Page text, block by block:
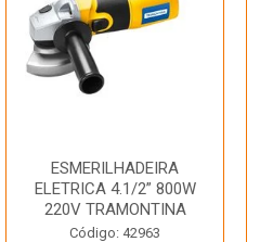
ESMERILHADEIRA
ELETRICA 4.1/2” 800W
220V TRAMONTINA
Código: 42963